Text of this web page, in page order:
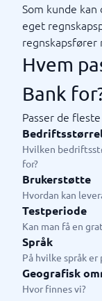
Som kunde
eget
regnskapsfører
Hvem
Bank
Passer de
Hvilken
for?
Brukerstøtte
Hvordan kan
Testperiode
Kan man få en
Språk
På hvilke språk
Geografisk
Hvor finnes vi?